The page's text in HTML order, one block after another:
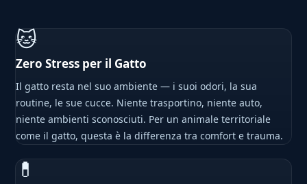
🐱
Zero Stress per il Gatto
Il gatto resta nel suo ambiente — i suoi odori, la sua
routine, le sue cucce. Niente trasportino, niente auto,
niente ambienti sconosciuti. Per un animale territoriale
come il gatto, questa è la differenza tra comfort e trauma.
💊